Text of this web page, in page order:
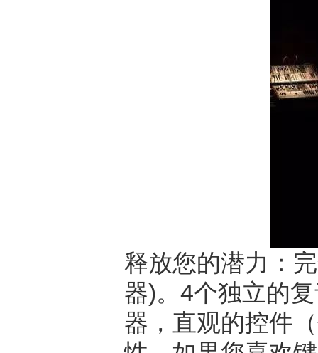
释放您的潜力：
器)。4个独立的
器，直观的控件